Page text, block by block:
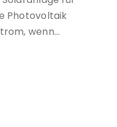
Photovoltaik
wenn…